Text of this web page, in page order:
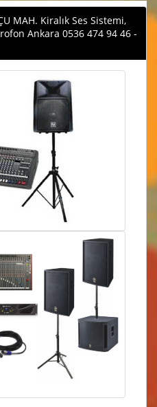
MAH. Kiralık Ses Sistemi,
Ankara 0536 474 94 46 -